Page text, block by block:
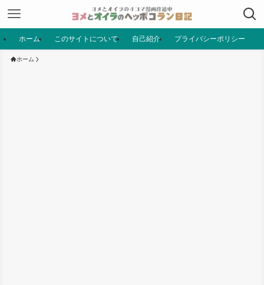
ホーム このサイトについて 自己紹介 プライバシーポリシー
ホーム